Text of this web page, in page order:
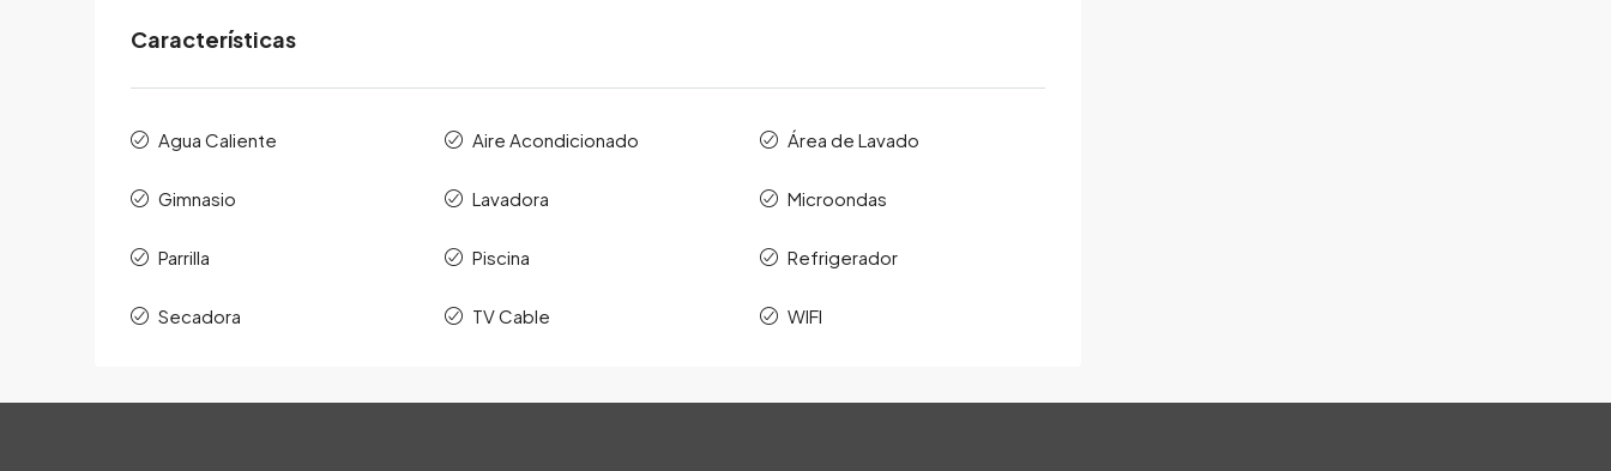
Características
Agua Caliente Aire Acondicionado Área de Lavado
Gimnasio Lavadora Microondas
Parrilla Piscina Refrigerador
Secadora TV Cable WIFI